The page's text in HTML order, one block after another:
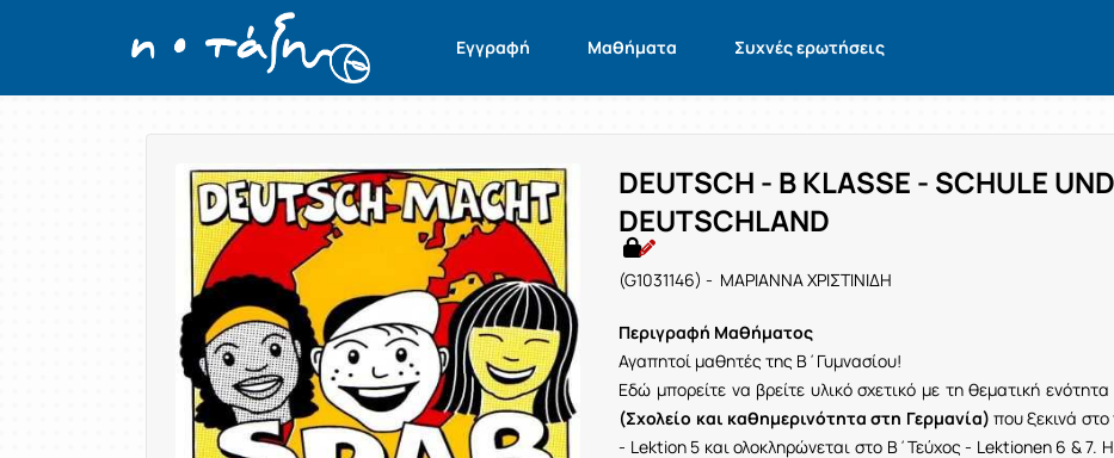
Εγγραφή Μαθήματα Συχνές ερωτήσεις
Παρουσίαση/Προβολή
DEUTSCH - B KLASSE - SCHULE
DEUTSCHLAND
(G1031146) - ΜΑΡΙΑΝΝΑ ΧΡΙΣΤΙΝΙΔΗ
Περιγραφή Μαθήματος
Αγαπητοί μαθητές της Β΄Γυμνασίου!
Εδώ μπορείτε να βρείτε υλικό σχετικό με τη θεματική ενότητα
(Σχολείο και καθημερινότητα στη Γερμανία) που ξεκινά
- Lektion 5 και ολοκληρώνεται στο Β΄Τεύχος - Lektionen 6 & 7.